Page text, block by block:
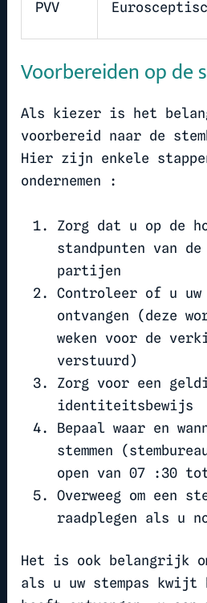
PVV
Voorbereiden op de
Als kiezer is het
voorbereid naar de
Hier zijn enkele
ondernemen :
Zorg dat u op de
standpunten van
partijen
Controleer of u uw
ontvangen (deze
weken voor de
verstuurd)
Zorg voor een
identiteitsbewijs
Bepaal waar en
stemmen
open van 07 :30
Overweeg om een
raadplegen als u
Het is ook belangrijk
als u uw stempas